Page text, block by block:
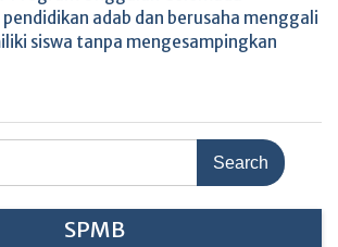
adab dan berusaha menggali
siswa tanpa mengesampingkan
SPMB